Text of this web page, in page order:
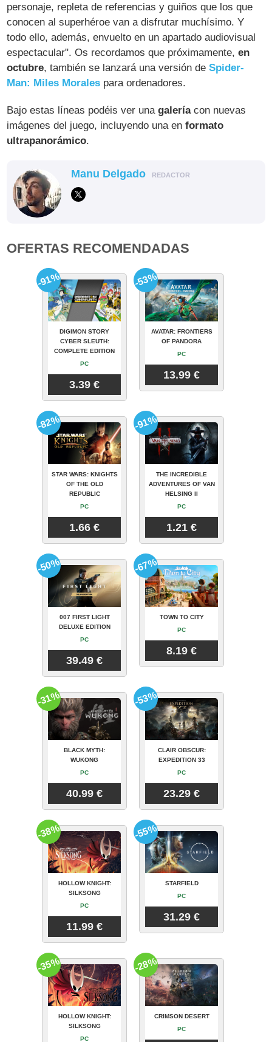
personaje, repleta de referencias y guiños que los que
conocen al superhéroe van a disfrutar muchísimo. Y
todo ello, además, envuelto en un apartado audiovisual
espectacular". Os recordamos que próximamente,en
octubre, también se lanzará una versión deSpider-
Man: Miles Morales para ordenadores.
Bajo estas líneas podéis ver unagaleríacon nuevas
imágenes del juego, incluyendo una enformato
ultrapanorámico.
Manu Delgado REDACTOR
OFERTAS RECOMENDADAS
DIGIMON STORY
CYBER SLEUTH:
COMPLETE EDITION
PC
3.39 €
-91%
AVATAR: FRONTIERS
OF PANDORA
PC
13.99 €
-53%
STAR WARS: KNIGHTS
OF THE OLD
REPUBLIC
PC
1.66 €
-82%
THE INCREDIBLE
ADVENTURES OF VAN
HELSING II
PC
1.21 €
-91%
007 FIRST LIGHT
DELUXE EDITION
PC
39.49 €
-50%
TOWN TO CITY
PC
8.19 €
-67%
BLACK MYTH:
WUKONG
PC
40.99 €
-31%
CLAIR OBSCUR:
EXPEDITION 33
PC
23.29 €
-53%
HOLLOW KNIGHT:
SILKSONG
PC
11.99 €
-38%
STARFIELD
PC
31.29 €
-55%
HOLLOW KNIGHT:
SILKSONG
PC
-35%
CRIMSON DESERT
PC
-28%